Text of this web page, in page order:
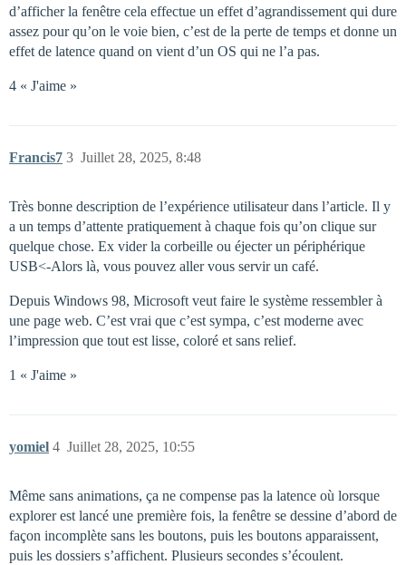
d’afficher la fenêtre cela effectue un effet d’agrandissement qui dure
assez pour qu’on le voie bien, c’est de la perte de temps et donne un
effet de latence quand on vient d’un OS qui ne l’a pas.
4 « J'aime »
Francis7 Juillet 28, 2025, 8:48
3
Très bonne description de l’expérience utilisateur dans l’article. Il y
a un temps d’attente pratiquement à chaque fois qu’on clique sur
quelque chose. Ex vider la corbeille ou éjecter un périphérique
USB<-Alors là, vous pouvez aller vous servir un café.
Depuis Windows 98, Microsoft veut faire le système ressembler à
une page web. C’est vrai que c’est sympa, c’est moderne avec
l’impression que tout est lisse, coloré et sans relief.
1 « J'aime »
yomiel Juillet 28, 2025, 10:55
4
Même sans animations, ça ne compense pas la latence où lorsque
explorer est lancé une première fois, la fenêtre se dessine d’abord de
façon incomplète sans les boutons, puis les boutons apparaissent,
puis les dossiers s’affichent. Plusieurs secondes s’écoulent.